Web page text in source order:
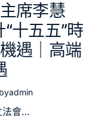
席李慧
十五五”時
遇｜高端
byadmin
法會…